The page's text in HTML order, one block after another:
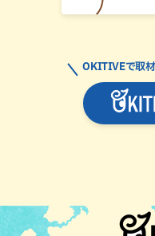
OKITIVEで取材